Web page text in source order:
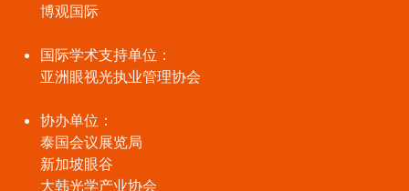
博观国际
国际学术支持单位：
亚洲眼视光执业管理协会
协办单位：
泰国会议展览局
新加坡眼谷
大韩光学产业协会